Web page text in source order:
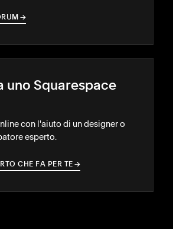
→
→
uno Squarespace
con l'aiuto di un designer o
esperto.
CHE FA PER TE →
→